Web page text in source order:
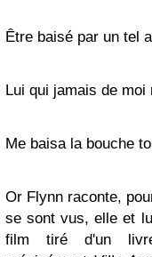
Être baisé par un tel
Lui qui jamais de
Me baisa la bouche
Or Flynn raconte,
se sont vus, elle et
film tiré d'un